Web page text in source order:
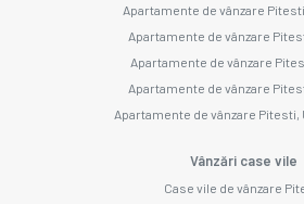
Apartamente de vânzare
Apartamente de vânzare
Apartamente de vânzare
Apartamente de vânzare
Apartamente de vânzare
Vânzări case vile
Case vile de vânzare